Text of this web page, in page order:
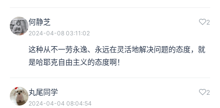
何静芝 2
2024-04-08 03:11:02
这种从不一劳永逸、永远在灵活地解决问题的态度，就
是哈耶克自由主义的态度啊！
丸尾同学 2
2024-04-04 08:04:54